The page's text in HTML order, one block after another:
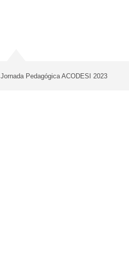
Jornada Pedagógica ACODESI 2023